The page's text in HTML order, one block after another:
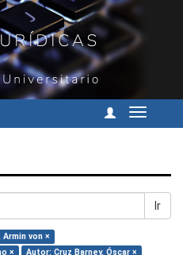
Cambiar
Ir
von ×
×
Autor: Cruz Barney, Óscar ×